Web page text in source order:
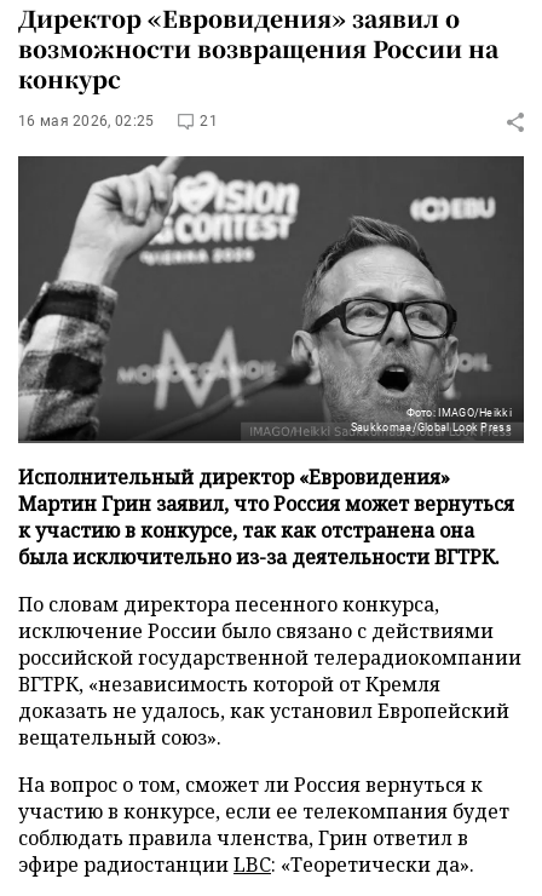
Директор «Евровидения» заявил о
возможности возвращения России на
конкурс
16 мая 2026, 02:25 21
Фото: IMAGO/Heikki
Saukkomaa/Global Look Press
Исполнительный директор «Евровидения»
Мартин Грин заявил, что Россия может вернуться
к участию в конкурсе, так как отстранена она
была исключительно из-за деятельности ВГТРК.
По словам директора песенного конкурса,
исключение России было связано с действиями
российской государственной телерадиокомпании
ВГТРК, «независимость которой от Кремля
доказать не удалось, как установил Европейский
вещательный союз».
На вопрос о том, сможет ли Россия вернуться к
участию в конкурсе, если ее телекомпания будет
соблюдать правила членства, Грин ответил в
эфире радиостанцииLBC: «Теоретически да».